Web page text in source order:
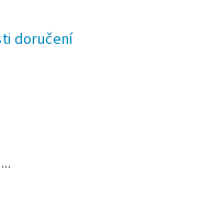
doručení